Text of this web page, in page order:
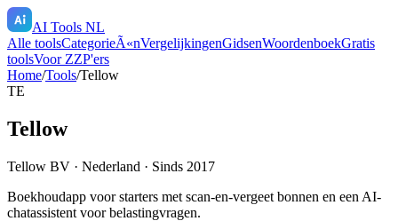
AI Tools NL
Alle toolsCategorieÃ«nVergelijkingenGidsenWoordenboekGratis
toolsVoor ZZP'ers
Home/Tools/Tellow
TE
Tellow
Tellow BV · Nederland · Sinds 2017
Boekhoudapp voor starters met scan-en-vergeet bonnen en een AI-
chatassistent voor belastingvragen.